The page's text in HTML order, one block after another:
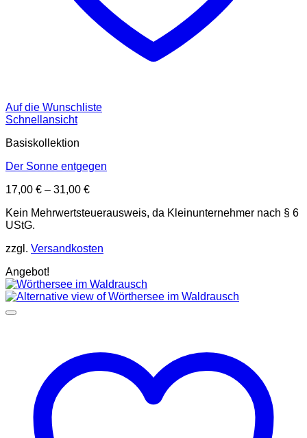
Auf die Wunschliste
Schnellansicht
Basiskollektion
Der Sonne entgegen
17,00 € – 31,00 €
Kein Mehrwertsteuerausweis, da Kleinunternehmer nach § 6
UStG.
zzgl. Versandkosten
Angebot!